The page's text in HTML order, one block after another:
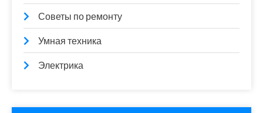
Советы по ремонту
Умная техника
Электрика